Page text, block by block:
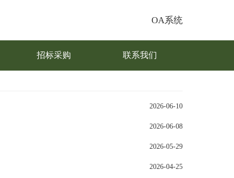
OA系统
招标采购 联系我们
2026-06-10
2026-06-08
2026-05-29
2026-04-25